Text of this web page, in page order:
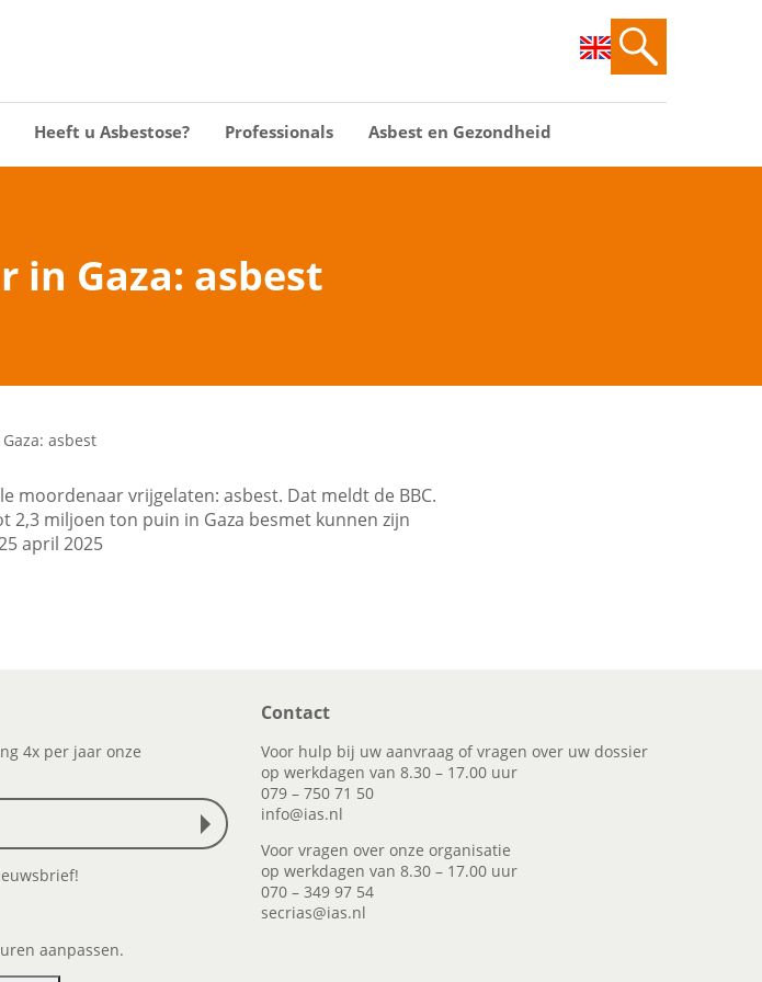
Heeft u Asbestose? Professionals Asbest en Gezondheid
in Gaza: asbest
asbest
moordenaar vrijgelaten: asbest. Dat meldt de BBC.
2,3 miljoen ton puin in Gaza besmet kunnen zijn
april 2025
4x per jaar onze
aanpassen.
Contact
Voor hulp bij uw aanvraag of vragen over uw dossier
op werkdagen van 8.30 – 17.00 uur
079 – 750 71 50
info@ias.nl
Voor vragen over onze organisatie
op werkdagen van 8.30 – 17.00 uur
070 – 349 97 54
secrias@ias.nl